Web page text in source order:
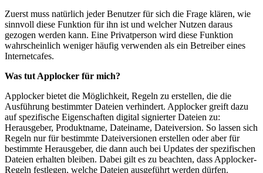
Zuerst muss natürlich jeder Benutzer für sich die Frage klären, wie
sinnvoll diese Funktion für ihn ist und welcher Nutzen daraus
gezogen werden kann. Eine Privatperson wird diese Funktion
wahrscheinlich weniger häufig verwenden als ein Betreiber eines
Internetcafes.
Was tut Applocker für mich?
Applocker bietet die Möglichkeit, Regeln zu erstellen, die die
Ausführung bestimmter Dateien verhindert. Applocker greift dazu
auf spezifische Eigenschaften digital signierter Dateien zu:
Herausgeber, Produktname, Dateiname, Dateiversion. So lassen sich
Regeln nur für bestimmte Dateiversionen erstellen oder aber für
bestimmte Herausgeber, die dann auch bei Updates der spezifischen
Dateien erhalten bleiben. Dabei gilt es zu beachten, dass Applocker-
Regeln festlegen, welche Dateien ausgeführt werden dürfen.